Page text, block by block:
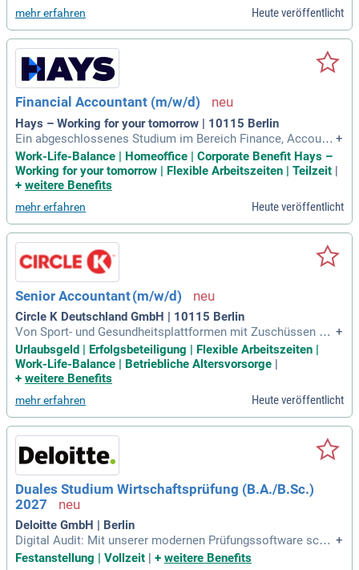
mehr erfahren Heute veröffentlicht
Financial Accountant (m/w/d)
Hays – Working for your tomorrow | 10115 Berlin
Ein abgeschlossenes Studium im Bereich Finance, Accounti
ng oder Betriebswirtschaft bzw. eine vergleichbare Qualifika
tion, beispielsweise als Bilanzbuchhalter/in oder ACCA; Ein
schlägige Berufserfahrung im Finanz- und Rechnungswesen
+
Work-Life-Balance | Homeoffice | Corporate Benefit Hays –
Working for your tomorrow | Flexible Arbeitszeiten | Teilzeit |
+ weitere Benefits
mehr erfahren Heute veröffentlicht
Senior Accountant (m/w/d)
Circle K Deutschland GmbH | 10115 Berlin
Von Sport- und Gesundheitsplattformen mit Zuschüssen de
s Arbeitgebers; Ausgeprägte Feedbackkultur; Job Rad; Mitar
beitenden-Tankkarte mit Vergünstigungen; Mitarbeiteraktien
Dein Profil Ausbildung: Hochschulstudium (Master) mit Sch
+
Urlaubsgeld | Erfolgsbeteiligung | Flexible Arbeitszeiten |
Work-Life-Balance | Betriebliche Altersvorsorge |
+ weitere Benefits
mehr erfahren Heute veröffentlicht
Duales Studium Wirtschaftsprüfung (B.A./B.Sc.)
2027
Deloitte GmbH | Berlin
Digital Audit: Mit unserer modernen Prüfungssoftware scha
ust du dir Bilanzen sowie Gewinn- und Verlustrechnungen S
+
Festanstellung | Vollzeit
+ weitere Benefits